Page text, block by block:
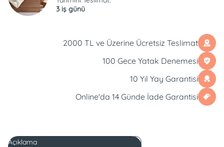
3 iş günü
2000 TL ve Üzerine Ücretsiz Teslimat
100 Gece Yatak Denemesi
10 Yıl Yay Garantisi
Online'da 14 Günde İade Garantisi
Açıklama